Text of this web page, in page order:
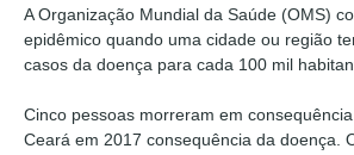
A Organização Mundial da Saúde (OMS)
epidêmico quando uma cidade ou região
casos da doença para cada 100 mil
Cinco pessoas morreram em
Ceará em 2017 consequência da doença.